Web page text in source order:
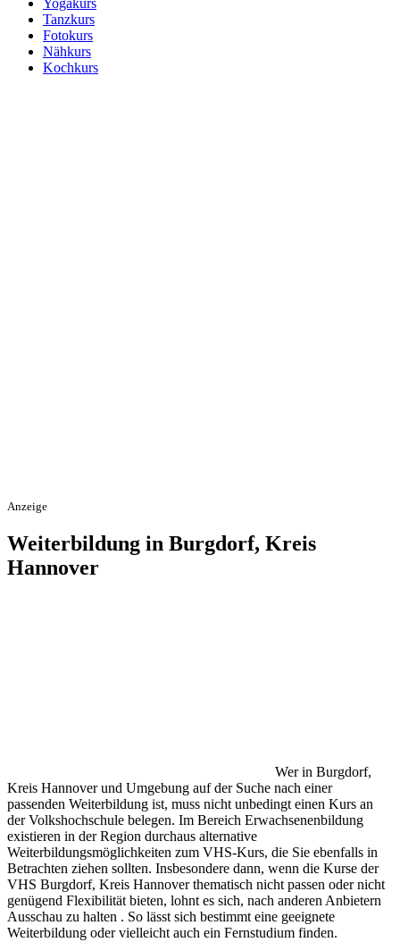
Yogakurs
Tanzkurs
Fotokurs
Nähkurs
Kochkurs
Anzeige
Weiterbildung in Burgdorf, Kreis
Hannover
Wer in Burgdorf,
Kreis Hannover und Umgebung auf der Suche nach einer
passenden Weiterbildung ist, muss nicht unbedingt einen Kurs an
der Volkshochschule belegen. Im Bereich Erwachsenenbildung
existieren in der Region durchaus alternative
Weiterbildungsmöglichkeiten zum VHS-Kurs, die Sie ebenfalls in
Betrachten ziehen sollten. Insbesondere dann, wenn die Kurse der
VHS Burgdorf, Kreis Hannover thematisch nicht passen oder nicht
genügend Flexibilität bieten, lohnt es sich, nach anderen Anbietern
Ausschau zu halten . So lässt sich bestimmt eine geeignete
Weiterbildung oder vielleicht auch ein Fernstudium finden.